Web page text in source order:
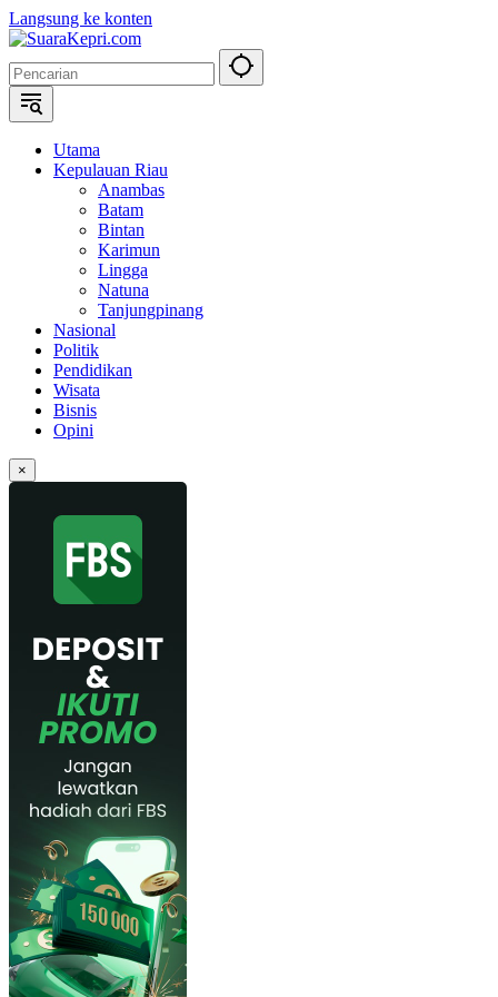
Langsung ke konten
Utama
Kepulauan Riau
Anambas
Batam
Bintan
Karimun
Lingga
Natuna
Tanjungpinang
Nasional
Politik
Pendidikan
Wisata
Bisnis
Opini
×